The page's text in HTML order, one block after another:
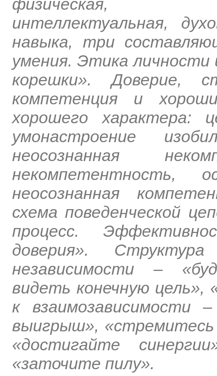
физическая,
интеллектуальная,
навыка, три
умения. Этика
корешки». Доверие,
компетенция и
хорошего характера:
умонастроение
неосознанная
некомпетентность,
неосознанная
схема поведенческой
процесс.
доверия».
независимости –
видеть конечную
к взаимозависимости
выигрыш», «стремитесь
«достигайте
«заточите пилу».